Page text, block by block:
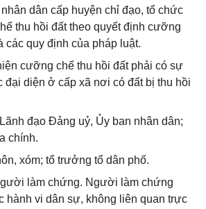
dân cấp huyện chỉ đạo, tổ chức
thu hồi đất theo quyết định cưỡng
các quy định của pháp luật.
cưỡng chế thu hồi đất phải có sự
đại diện ở cấp xã nơi có đất bị thu hồi
đạo Đảng uỷ, Ủy ban nhân dân;
chính.
xóm; tổ trưởng tổ dân phố.
làm chứng. Người làm chứng
hành vi dân sự, không liên quan trực